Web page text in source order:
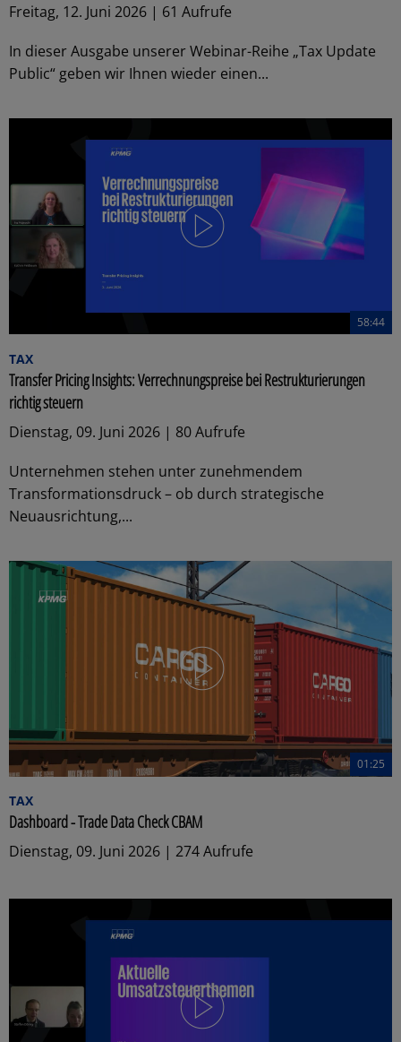
Freitag, 12. Juni 2026 | 61 Aufrufe
In dieser Ausgabe unserer Webinar-Reihe „Tax Update
Public“ geben wir Ihnen wieder einen...
58:44
TAX
Transfer Pricing Insights: Verrechnungspreise bei Restrukturierungen
richtig steuern
Dienstag, 09. Juni 2026 | 80 Aufrufe
Unternehmen stehen unter zunehmendem
Transformationsdruck – ob durch strategische
Neuausrichtung,...
01:25
TAX
Dashboard - Trade Data Check CBAM
Dienstag, 09. Juni 2026 | 274 Aufrufe